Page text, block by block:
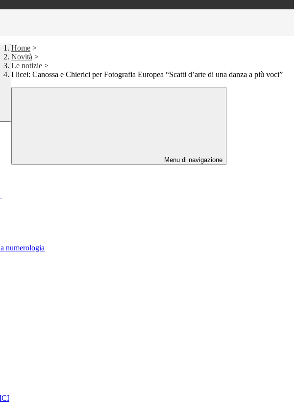
Home >
Novità >
Le notizie >
I licei: Canossa e Chierici per Fotografia Europea “Scatti d’arte di una danza a più voci”
Menu di navigazione
numerologia